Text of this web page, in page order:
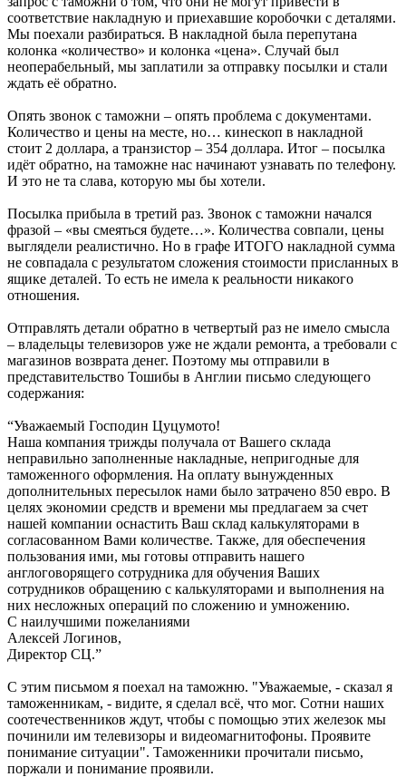
соответствие накладную и приехавшие коробочки с деталями.
Мы поехали разбираться. В накладной была перепутана
колонка «количество» и колонка «цена». Случай был
неоперабельный, мы заплатили за отправку посылки и стали
ждать её обратно.
Опять звонок с таможни – опять проблема с документами.
Количество и цены на месте, но… кинескоп в накладной
стоит 2 доллара, а транзистор – 354 доллара. Итог – посылка
идёт обратно, на таможне нас начинают узнавать по телефону.
И это не та слава, которую мы бы хотели.
Посылка прибыла в третий раз. Звонок с таможни начался
фразой – «вы смеяться будете…». Количества совпали, цены
выглядели реалистично. Но в графе ИТОГО накладной сумма
не совпадала с результатом сложения стоимости присланных в
ящике деталей. То есть не имела к реальности никакого
отношения.
Отправлять детали обратно в четвертый раз не имело смысла
– владельцы телевизоров уже не ждали ремонта, а требовали с
магазинов возврата денег. Поэтому мы отправили в
представительство Тошибы в Англии письмо следующего
содержания:
“Уважаемый Господин Цуцумото!
Наша компания трижды получала от Вашего склада
неправильно заполненные накладные, непригодные для
таможенного оформления. На оплату вынужденных
дополнительных пересылок нами было затрачено 850 евро. В
целях экономии средств и времени мы предлагаем за счет
нашей компании оснастить Ваш склад калькуляторами в
согласованном Вами количестве. Также, для обеспечения
пользования ими, мы готовы отправить нашего
англоговорящего сотрудника для обучения Ваших
сотрудников обращению с калькуляторами и выполнения на
них несложных операций по сложению и умножению.
С наилучшими пожеланиями
Алексей Логинов,
Директор СЦ.”
С этим письмом я поехал на таможню. "Уважаемые, - сказал я
таможенникам, - видите, я сделал всё, что мог. Сотни наших
соотечественников ждут, чтобы с помощью этих железок мы
починили им телевизоры и видеомагнитофоны. Проявите
понимание ситуации". Таможенники прочитали письмо,
поржали и понимание проявили.